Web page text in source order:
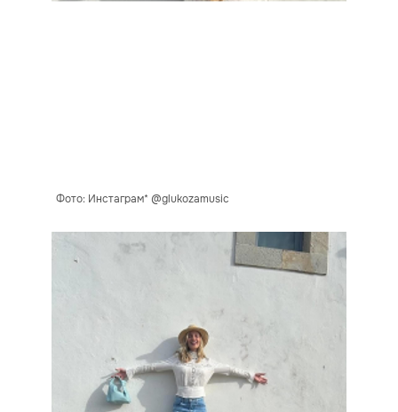
Фото: Инстаграм* @glukozamusic